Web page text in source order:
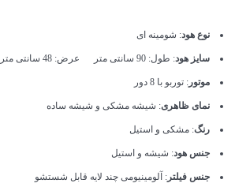
نوع هود: شومینه ای
سایز هود: طول: 90 سانتی متر عرض: 48 سانتی متر
موتور : توربو با 8 دور
نمای ظاهری: شیشه مشکی و شیشه ساده
رنگ: مشکی و استیل
جنس هود: شیشه و استیل
جنس فیلتر : آلومینیومی چند لایه قابل شستشو